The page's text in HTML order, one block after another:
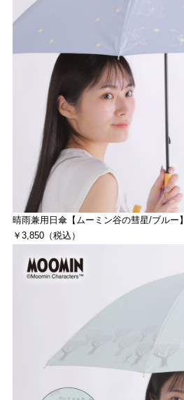
晴雨兼用日傘【ムーミン谷の彗星/ブルー】
￥3,850（税込）